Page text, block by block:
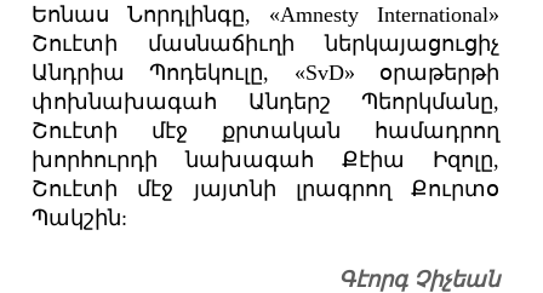
Եոնաս Նորդլինգը, «Amnesty International»
Շուէտի մասնաճիւղի ներկայացուցիչ
Անդրիա Պոդեկուլը, «SvD» օրաթերթի
փոխնախագահ Անդերշ Պեորկմանը,
Շուէտի մէջ քրտական համադրող
խորհուրդի նախագահ Քէիա Իզոլը,
Շուէտի մէջ յայտնի լրագրող Քուրտօ
Պակշին:
Գէորգ Չիչեան